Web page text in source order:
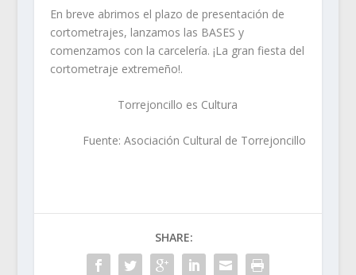
En breve abrimos el plazo de presentación de
cortometrajes, lanzamos las BASES y
comenzamos con la carcelería. ¡La gran fiesta del
cortometraje extremeño!.
Torrejoncillo es Cultura
Fuente: Asociación Cultural de Torrejoncillo
SHARE: